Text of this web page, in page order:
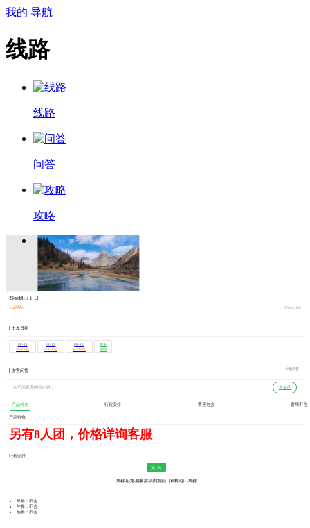
我的 导航
线路
线路
问答
攻略
四姑娘山 1 日
￥ 240起 2780人出游
出发日期
08-11
￥240起
08-12
￥240起
08-13
￥240起
更多
团期
游客问答
0条问答
本产品暂无问答内容！ 去提问
产品特色 行程安排 费用包含 费用不含
产品特色
另有8人团，价格详询客服
行程安排
第1天
成都-卧龙-猫鼻梁-四姑娘山（双桥沟）-成都
早餐：不含
午餐：不含
晚餐：不含